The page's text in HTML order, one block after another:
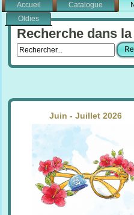
Accueil Catalogue
Oldies
Recherche dans
Juin - Juillet 2026